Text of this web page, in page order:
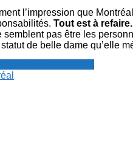
l’impression que
Tout est à refaire.
semblent pas être les
de belle dame qu’elle